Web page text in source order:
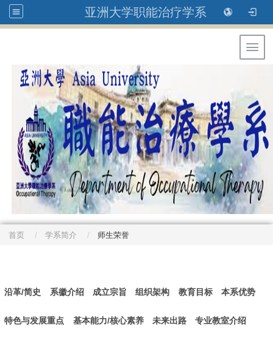
亚洲大学职能治疗学系
首页 学系简介 师生荣誉
沿革/简史 系徽介绍 成立宗旨 组织架构 教育目标 本系优势
特色与发展重点 基本能力/核心素养 未来出路 专业教室介绍